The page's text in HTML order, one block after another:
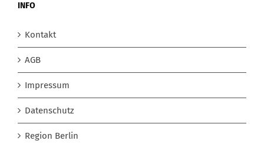
INFO
Kontakt
AGB
Impressum
Datenschutz
Region Berlin